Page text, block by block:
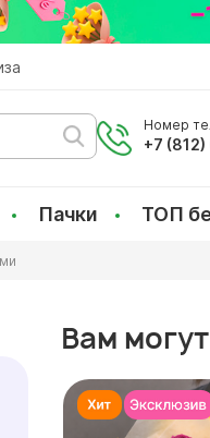
Номер
+7
Пачки ТОП
Вам